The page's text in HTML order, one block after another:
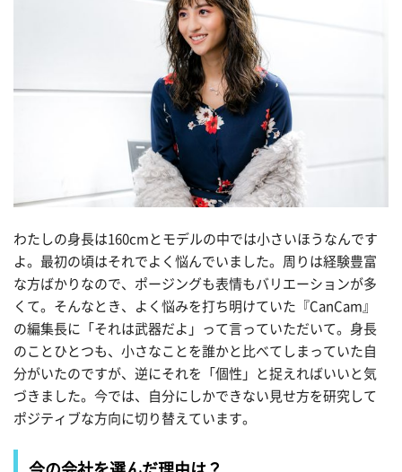
わたしの身長は160cmとモデルの中では小さいほうなんです
よ。最初の頃はそれでよく悩んでいました。周りは経験豊富
な方ばかりなので、ポージングも表情もバリエーションが多
くて。そんなとき、よく悩みを打ち明けていた『CanCam』
の編集長に「それは武器だよ」って言っていただいて。身長
のことひとつも、小さなことを誰かと比べてしまっていた自
分がいたのですが、逆にそれを「個性」と捉えればいいと気
づきました。今では、自分にしかできない見せ方を研究して
ポジティブな方向に切り替えています。